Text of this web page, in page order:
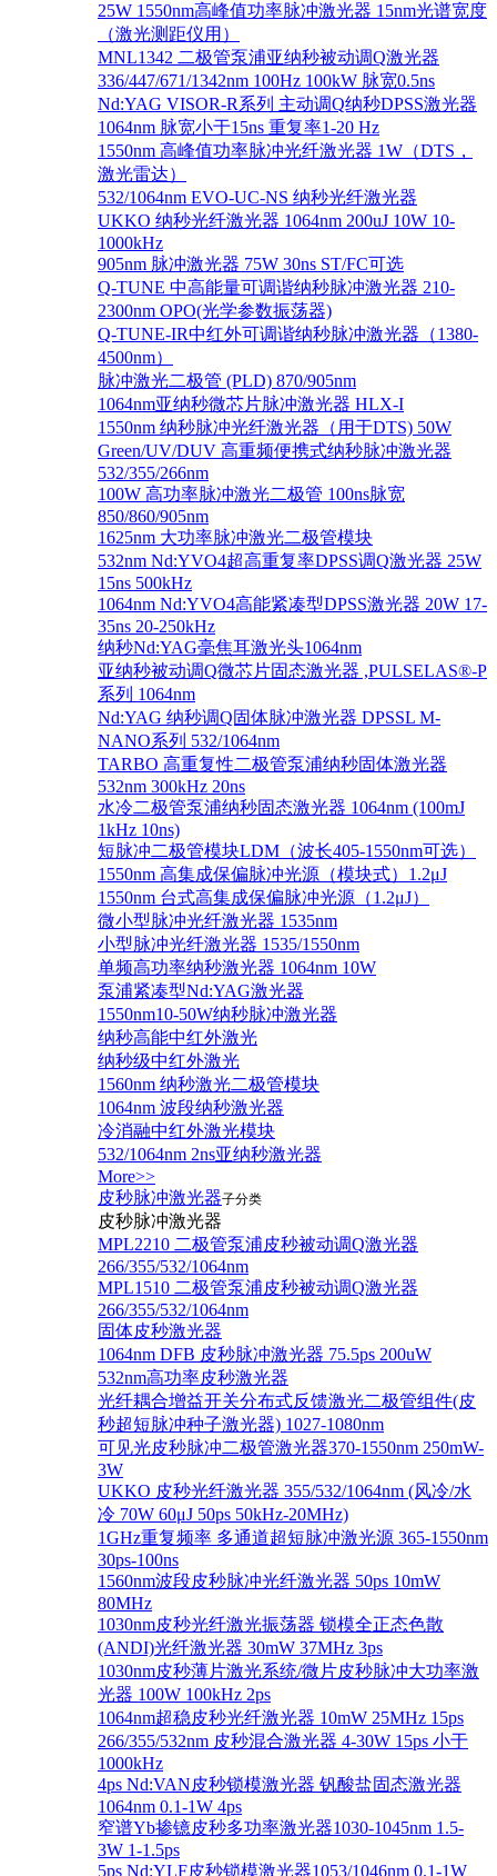
25W 1550nm高峰值功率脉冲激光器 15nm光谱宽度
（激光测距仪用）
MNL1342 二极管泵浦亚纳秒被动调Q激光器
336/447/671/1342nm 100Hz 100kW 脉宽0.5ns
Nd:YAG VISOR-R系列 主动调Q纳秒DPSS激光器
1064nm 脉宽小于15ns 重复率1-20 Hz
1550nm 高峰值功率脉冲光纤激光器 1W（DTS，
激光雷达）
532/1064nm EVO-UC-NS 纳秒光纤激光器
UKKO 纳秒光纤激光器 1064nm 200uJ 10W 10-
1000kHz
905nm 脉冲激光器 75W 30ns ST/FC可选
Q-TUNE 中高能量可调谐纳秒脉冲激光器 210-
2300nm OPO(光学参数振荡器)
Q-TUNE-IR中红外可调谐纳秒脉冲激光器（1380-
4500nm）
脉冲激光二极管 (PLD) 870/905nm
1064nm亚纳秒微芯片脉冲激光器 HLX-I
1550nm 纳秒脉冲光纤激光器（用于DTS) 50W
Green/UV/DUV 高重频便携式纳秒脉冲激光器
532/355/266nm
100W 高功率脉冲激光二极管 100ns脉宽
850/860/905nm
1625nm 大功率脉冲激光二极管模块
532nm Nd:YVO4超高重复率DPSS调Q激光器 25W
15ns 500kHz
1064nm Nd:YVO4高能紧凑型DPSS激光器 20W 17-
35ns 20-250kHz
纳秒Nd:YAG毫焦耳激光头1064nm
亚纳秒被动调Q微芯片固态激光器 ,PULSELAS®-P
系列 1064nm
Nd:YAG 纳秒调Q固体脉冲激光器 DPSSL M-
NANO系列 532/1064nm
TARBO 高重复性二极管泵浦纳秒固体激光器
532nm 300kHz 20ns
水冷二极管泵浦纳秒固态激光器 1064nm (100mJ
1kHz 10ns)
短脉冲二极管模块LDM（波长405-1550nm可选）
1550nm 高集成保偏脉冲光源（模块式）1.2μJ
1550nm 台式高集成保偏脉冲光源（1.2μJ）
微小型脉冲光纤激光器 1535nm
小型脉冲光纤激光器 1535/1550nm
单频高功率纳秒激光器 1064nm 10W
泵浦紧凑型Nd:YAG激光器
1550nm10-50W纳秒脉冲激光器
纳秒高能中红外激光
纳秒级中红外激光
1560nm 纳秒激光二极管模块
1064nm 波段纳秒激光器
冷消融中红外激光模块
532/1064nm 2ns亚纳秒激光器
More>>
皮秒脉冲激光器子分类
皮秒脉冲激光器
​MPL2210 二极管泵浦皮秒被动调Q激光器
266/355/532/1064nm
MPL1510 二极管泵浦皮秒被动调Q激光器
266/355/532/1064nm
固体皮秒激光器
1064nm DFB 皮秒脉冲激光器 75.5ps 200uW
532nm高功率皮秒激光器
光纤耦合增益开关分布式反馈激光二极管组件(皮
秒超短脉冲种子激光器) 1027-1080nm
可见光皮秒脉冲二极管激光器370-1550nm 250mW-
3W
UKKO 皮秒光纤激光器 355/532/1064nm (风冷/水
冷 70W 60μJ 50ps 50kHz-20MHz)
1GHz重复频率 多通道超短脉冲激光源 365-1550nm
30ps-100ns
1560nm波段皮秒脉冲光纤激光器 50ps 10mW
80MHz
1030nm皮秒光纤激光振荡器 锁模全正态色散
(ANDI)光纤激光器 30mW 37MHz 3ps
1030nm皮秒薄片激光系统/微片皮秒脉冲大功率激
光器 100W 100kHz 2ps
1064nm超稳皮秒光纤激光器 10mW 25MHz 15ps
266/355/532nm 皮秒混合激光器 4-30W 15ps 小于
1000kHz
4ps Nd:VAN皮秒锁模激光器 钒酸盐固态激光器
1064nm 0.1-1W 4ps
窄谱Yb掺镱皮秒多功率激光器1030-1045nm 1.5-
3W 1-1.5ps
5ps Nd:YLF皮秒锁模激光器1053/1046nm 0.1-1W